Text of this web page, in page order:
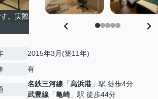
。実際
2015年3月(築11年)
有
名鉄三河線 「高浜港 」駅 徒歩4分
武豊線 「亀崎 」駅 徒歩44分